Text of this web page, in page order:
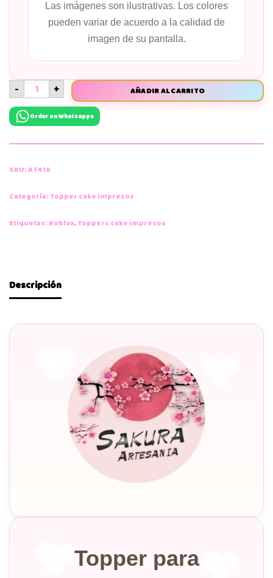
Las imágenes son ilustrativas. Los colores
pueden variar de acuerdo a la calidad de
imagen de su pantalla.
- + AÑADIR AL CARRITO
Order on Whatsapps
SKU:AT410
Categoría: Topper cake impresos
Etiquetas: Roblox,Toppers cake impresos
Descripción
Topper para